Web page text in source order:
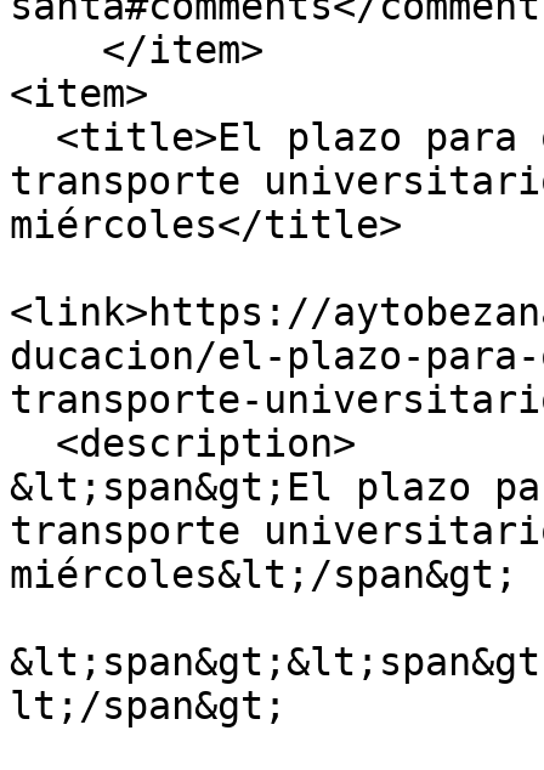
<item>
transporte
miércoles</title>
<link>https://
ducacion/el-plazo-
transporte-
&lt;span&gt;El plazo
transporte
miércoles&lt;/span&gt;
lt;/span&gt;